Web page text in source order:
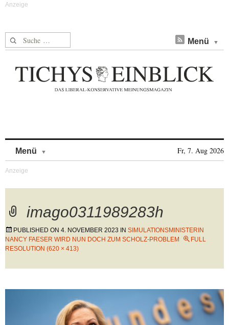
Suche nach: Menü
Menü Fr, 7. Aug 2026
imago0311989283h
PUBLISHED ON 4. NOVEMBER 2023 IN SIMULATIONSMINISTERIN
NANCY FAESER WIRD NUN DOCH ZUM SCHOLZ-PROBLEM
FULL
RESOLUTION (620 × 413)